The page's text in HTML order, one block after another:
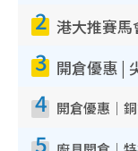
2
3
4
5